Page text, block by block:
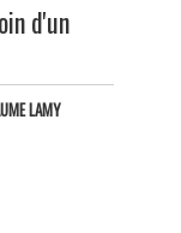
d'un
LAMY